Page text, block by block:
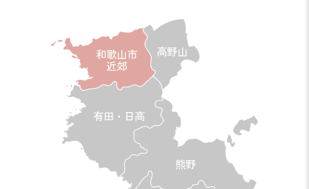
和歌山市
近郊
高野山
有田・日高
熊野